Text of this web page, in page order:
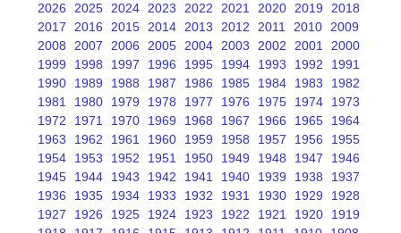
2026 2025 2024 2023 2022 2021 2020 2019
2018
2017
2016 2015 2014 2013 2012 2011 2010
2009
2008
2007 2006 2005 2004 2003 2002 2001
2000
1999
1998 1997 1996 1995 1994 1993 1992
1991
1990
1989 1988 1987 1986 1985 1984 1983
1982
1981
1980 1979 1978 1977 1976 1975 1974
1973
1972
1971 1970 1969 1968 1967 1966 1965
1964
1963
1962 1961 1960 1959 1958 1957 1956
1955
1954
1953 1952 1951 1950 1949 1948 1947
1946
1945
1944 1943 1942 1941 1940 1939 1938
1937
1936
1935 1934 1933 1932 1931 1930 1929
1928
1927
1926 1925 1924 1923 1922 1921 1920
1919